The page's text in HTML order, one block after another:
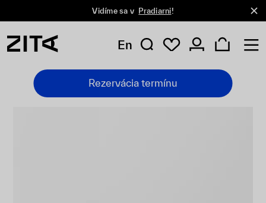
Vidíme sa v Pradiarni!
En
Rezervácia termínu